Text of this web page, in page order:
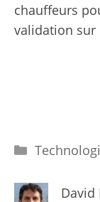
chauffeurs
validation sur
Catégories
David